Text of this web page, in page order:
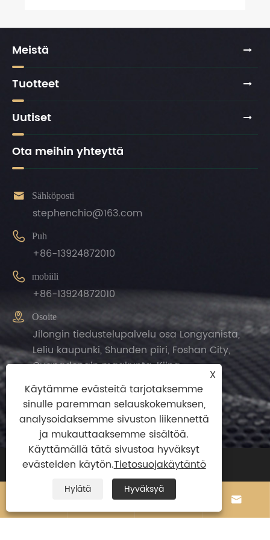
Meistä
Tuotteet
Uutiset
Ota meihin yhteyttä
 Sähköposti
stephenchio@163.com
 Puh
+86-13924872010
 mobiili
+86-13924872010
 Osoite
Jilongin tiedustelupalvelu osa Longyanista,
Leliu kaupunki, Shunden piiri, Foshan City,
Guangdongin maakunta, Kiina.
Copyright© 2024 Zhengguan(Foshan
Shunde)Import and Export Trade Co.,ltd
Kaikki oikeudet pidätetään.  
X
Käytämme evästeitä tarjotaksemme
sinulle paremman selauskokemuksen,
analysoidaksemme sivuston liikennettä
ja mukauttaaksemme sisältöä.
Käyttämällä tätä sivustoa hyväksyt
evästeiden käytön.Tietosuojakäytäntö
Hylätä Hyväksyä